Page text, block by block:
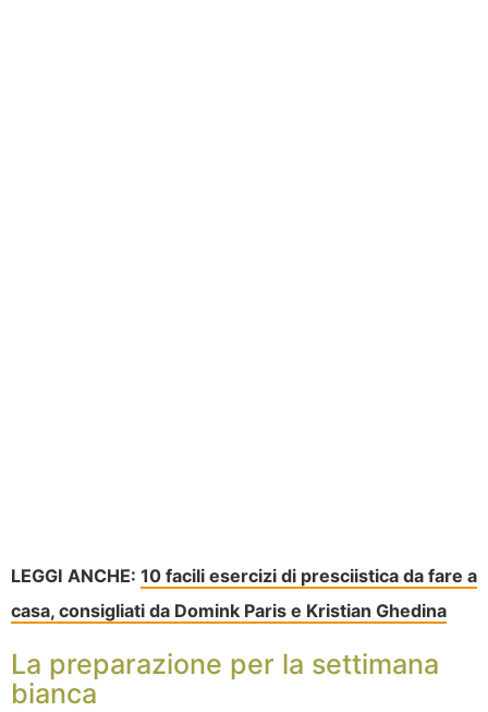
LEGGI ANCHE: 10 facili esercizi di presciistica da fare a
casa, consigliati da Domink Paris e Kristian Ghedina
La preparazione per la settimana
bianca